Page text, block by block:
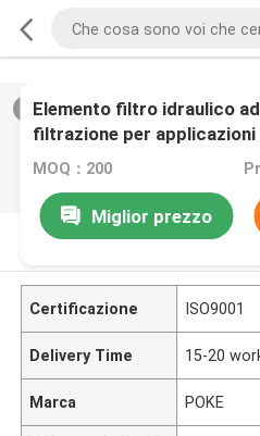
/0
Elemento filtro idraulico
filtrazione per applicazioni
MOQ：200
Miglior prezzo
DESCRIZIONE DI
Certificazione ISO9001
Delivery Time 15-20
Marca POKE